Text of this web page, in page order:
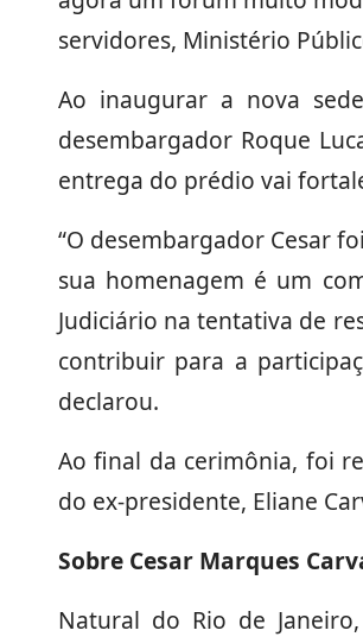
servidores, Ministério
Ao inaugurar a nova
desembargador Roque
entrega do prédio vai
“O desembargador Cesar
sua homenagem é um
Judiciário na tentativa de
contribuir para a
declarou.
Ao final da cerimônia, foi
do ex-presidente, Eliane
Sobre Cesar Marques
Natural do Rio de